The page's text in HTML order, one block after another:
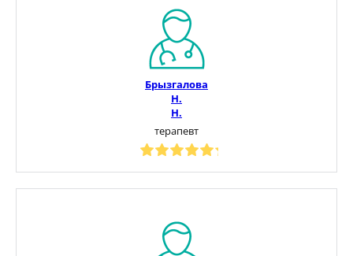
Брызгалова
Н.
Н.
терапевт